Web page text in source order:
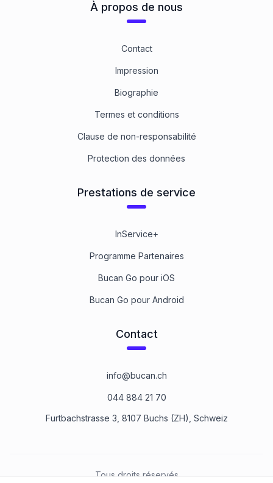
À propos de nous
Contact
Impression
Biographie
Termes et conditions
Clause de non-responsabilité
Protection des données
Prestations de service
InService+
Programme Partenaires
Bucan Go pour iOS
Bucan Go pour Android
Contact
info@bucan.ch
044 884 21 70
Furtbachstrasse 3, 8107 Buchs (ZH), Schweiz
Tous droits réservés